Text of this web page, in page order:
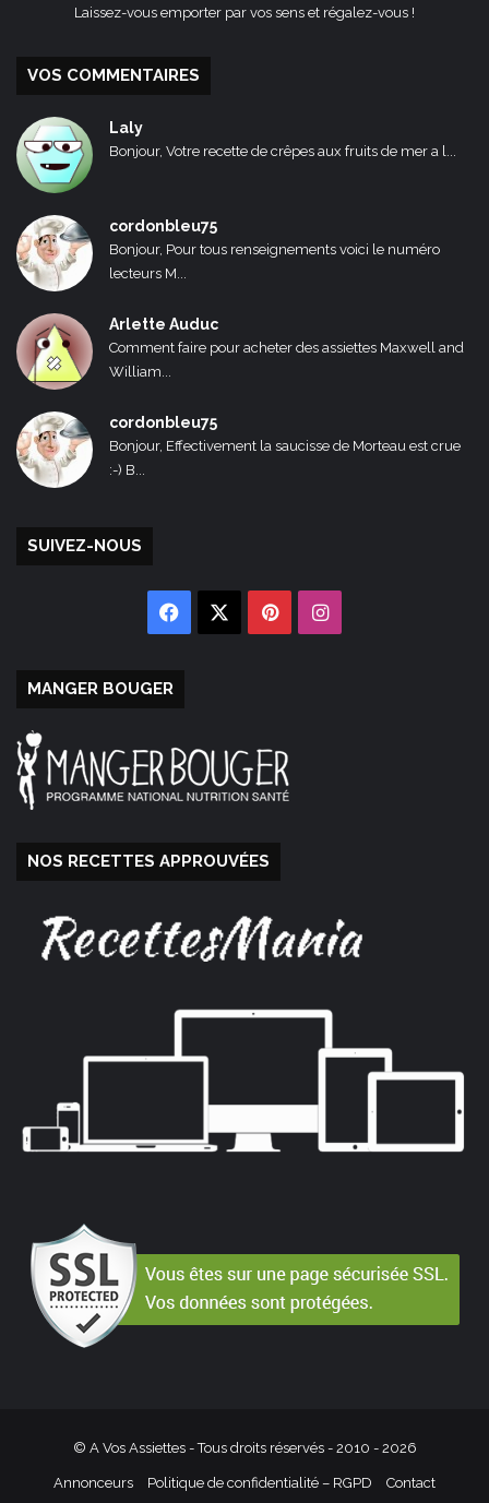
Laissez-vous emporter par vos sens et régalez-vous !
VOS COMMENTAIRES
Laly
Bonjour, Votre recette de crêpes aux fruits de mer a l...
cordonbleu75
Bonjour, Pour tous renseignements voici le numéro
lecteurs M...
Arlette Auduc
Comment faire pour acheter des assiettes Maxwell and
William...
cordonbleu75
Bonjour, Effectivement la saucisse de Morteau est crue
:-) B...
SUIVEZ-NOUS
Facebook PinterestInstagram
MANGER BOUGER
NOS RECETTES APPROUVÉES
© A Vos Assiettes - Tous droits réservés - 2010 - 2026
Annonceurs Politique de confidentialité – RGPD Contact